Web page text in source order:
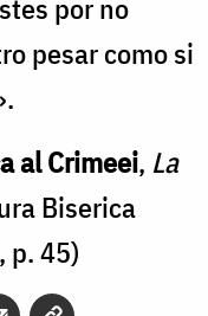
por no
pesar como si
al Crimeei, La
Biserica
p. 45)